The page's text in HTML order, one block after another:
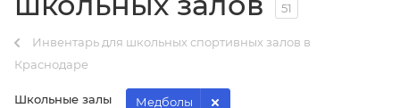
51
Инвентарь для школьных спортивных залов в
Краснодаре
Школьные залы Медболы